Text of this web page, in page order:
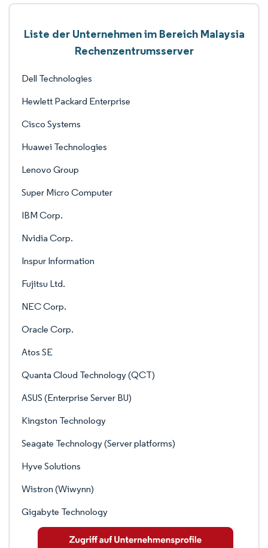
Liste der Unternehmen im Bereich Malaysia
Rechenzentrumsserver
Dell Technologies
Hewlett Packard Enterprise
Cisco Systems
Huawei Technologies
Lenovo Group
Super Micro Computer
IBM Corp.
Nvidia Corp.
Inspur Information
Fujitsu Ltd.
NEC Corp.
Oracle Corp.
Atos SE
Quanta Cloud Technology (QCT)
ASUS (Enterprise Server BU)
Kingston Technology
Seagate Technology (Server platforms)
Hyve Solutions
Wistron (Wiwynn)
Gigabyte Technology